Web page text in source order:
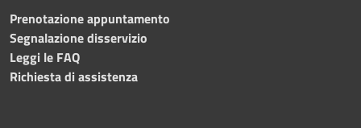
Prenotazione appuntamento
Segnalazione disservizio
Leggi le FAQ
Richiesta di assistenza